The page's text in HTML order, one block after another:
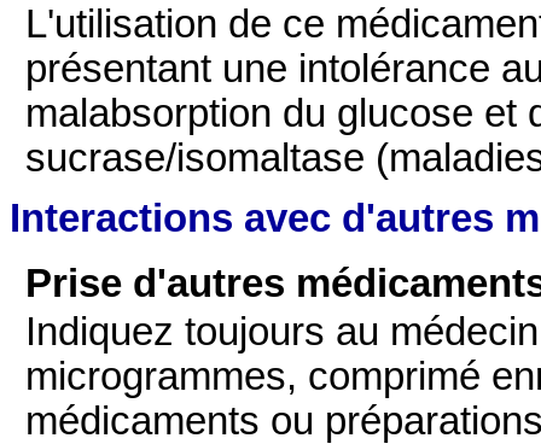
L'utilisation de ce
présentant une intolérance
malabsorption du glucose et
sucrase/isomaltase
Interactions avec d'autres
Prise d'autres
Indiquez toujours au
microgrammes, comprimé
médicaments ou